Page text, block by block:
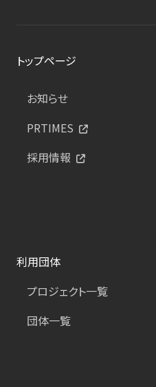
トップページ
お知らせ
PRTIMES
採用情報
利用団体
プロジェクト一覧
団体一覧